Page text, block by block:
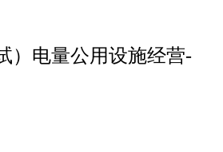
）电量公用设施经营-